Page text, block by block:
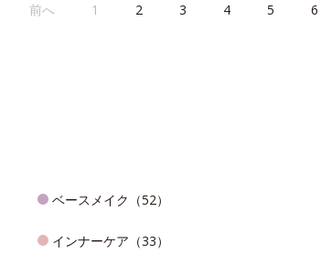
前へ 1 2 3 4 5 6
ベースメイク（52）
インナーケア（33）